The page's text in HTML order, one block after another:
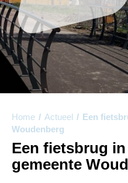
Home / Actueel / Een
Woudenberg
Een fietsbrug
gemeente